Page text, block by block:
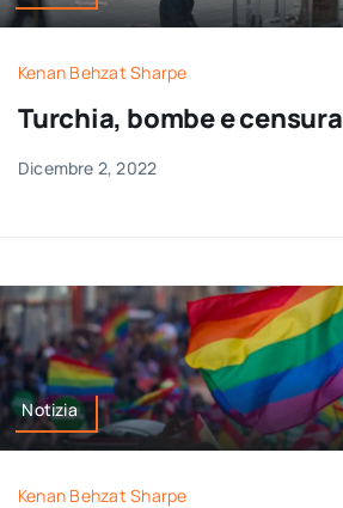
Kenan Behzat Sharpe
Turchia, bombe e censura
Dicembre 2, 2022
Notizia
Kenan Behzat Sharpe